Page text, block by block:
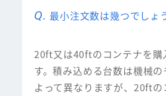
最小注文数は幾つでしょ
20ft又は40ftのコンテナを購
す。積み込める台数は機械
よって異なりますが、20ft